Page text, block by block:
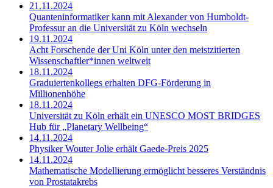
21.11.2024
Quanteninformatiker kann mit Alexander von Humboldt-
Professur an die Universität zu Köln wechseln
19.11.2024
Acht Forschende der Uni Köln unter den meistzitierten
Wissenschaftler*innen weltweit
18.11.2024
Graduiertenkollegs erhalten DFG-Förderung in
Millionenhöhe
18.11.2024
Universität zu Köln erhält ein UNESCO MOST BRIDGES
Hub für „Planetary Wellbeing“
14.11.2024
Physiker Wouter Jolie erhält Gaede-Preis 2025
14.11.2024
Mathematische Modellierung ermöglicht besseres Verständnis
von Prostatakrebs